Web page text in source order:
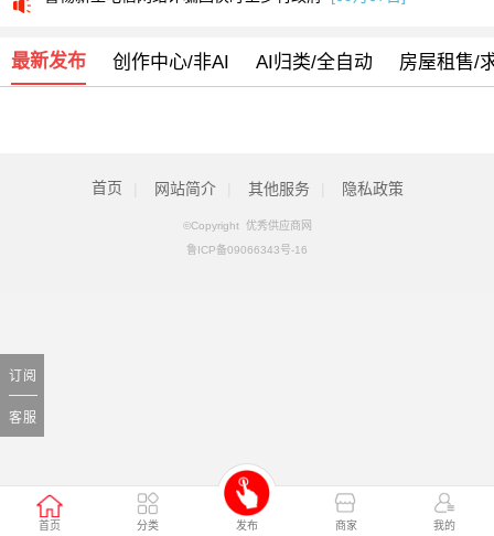
首页 分类 发布 商家 我的
我司部分服务号码停止使用通知[05月13日]
最新发布 创作中心/非AI AI归类/全自动 房屋租售/
订阅
客服
首页 网站简介 其他服务 隐私政策
©Copyright 优秀供应商网
鲁ICP备09066343号-16